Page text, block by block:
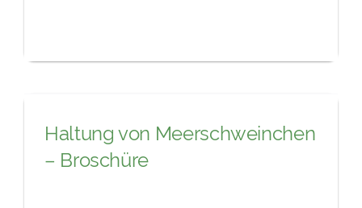
Haltung von Meerschweinchen
– Broschüre